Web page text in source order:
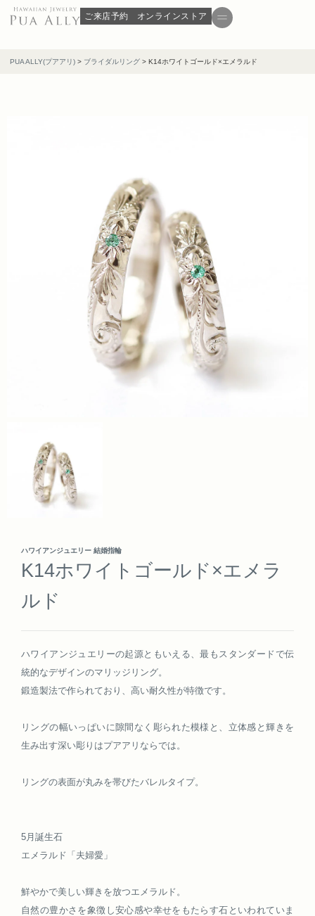
ご来店予約 オンラインストア
PUA ALLY(プアアリ) > ブライダルリング > K14ホワイトゴールド×エメラルド
ハワイアンジュエリー 結婚指輪
K14ホワイトゴールド×エメラ
ルド
ハワイアンジュエリーの起源ともいえる、最もスタンダードで伝
統的なデザインのマリッジリング。
鍛造製法で作られており、高い耐久性が特徴です。
リングの幅いっぱいに隙間なく彫られた模様と、立体感と輝きを
生み出す深い彫りはプアアリならでは。
リングの表面が丸みを帯びたバレルタイプ。
5月誕生石
エメラルド「夫婦愛」
鮮やかで美しい輝きを放つエメラルド。
自然の豊かさを象徴し安心感や幸せをもたらす石といわれていま